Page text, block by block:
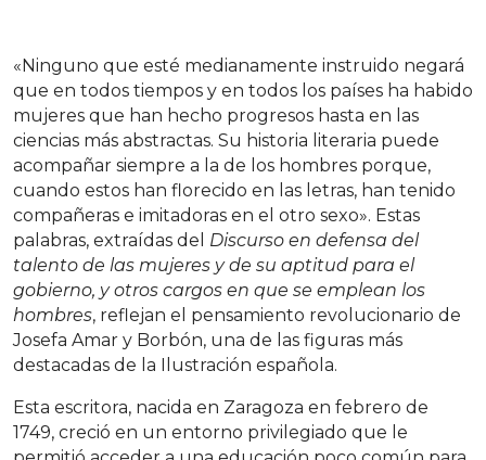
«Ninguno que esté medianamente instruido negará
que en todos tiempos y en todos los países ha habido
mujeres que han hecho progresos hasta en las
ciencias más abstractas. Su historia literaria puede
acompañar siempre a la de los hombres porque,
cuando estos han florecido en las letras, han tenido
compañeras e imitadoras en el otro sexo». Estas
palabras, extraídas del Discurso en defensa del
talento de las mujeres y de su aptitud para el
gobierno, y otros cargos en que se emplean los
hombres, reflejan el pensamiento revolucionario de
Josefa Amar y Borbón, una de las figuras más
destacadas de la Ilustración española.
Esta escritora, nacida en Zaragoza en febrero de
1749, creció en un entorno privilegiado que le